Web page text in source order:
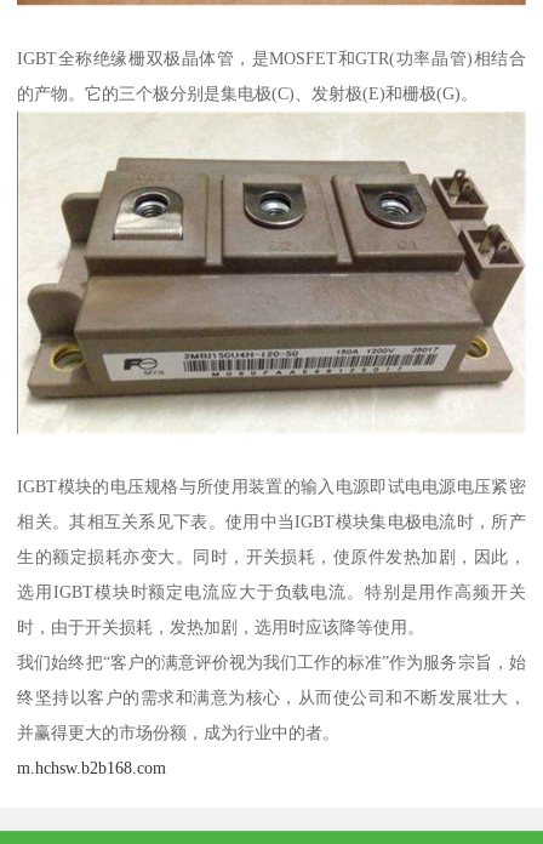
IGBT全称绝缘栅双极晶体管，是MOSFET和GTR(功率晶管)相结合
的产物。它的三个极分别是集电极(C)、发射极(E)和栅极(G)。
IGBT模块的电压规格与所使用装置的输入电源即试电电源电压紧密
相关。其相互关系见下表。使用中当IGBT模块集电极电流时，所产
生的额定损耗亦变大。同时，开关损耗，使原件发热加剧，因此，
选用IGBT模块时额定电流应大于负载电流。特别是用作高频开关
时，由于开关损耗，发热加剧，选用时应该降等使用。
我们始终把“客户的满意评价视为我们工作的标准”作为服务宗旨，始
终坚持以客户的需求和满意为核心，从而使公司和不断发展壮大，
并赢得更大的市场份额，成为行业中的者。
m.hchsw.b2b168.com